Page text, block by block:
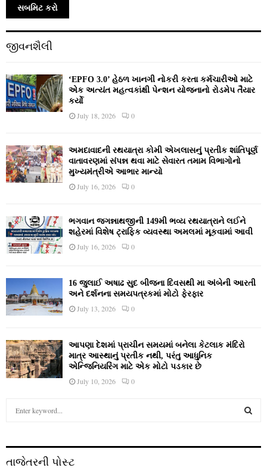
જીવનશૈલી
‘EPFO 3.0’ હેઠળ ખાનગી નોકરી કરતા કર્મચારીઓ માટે
એક અત્યંત મહત્વકાંક્ષી પેન્શન યોજનાનો રોડમેપ તૈયાર
કર્યો
July 18, 2026 0
અમદાવાદની રથયાત્રા કોમી એખલાસનું પ્રતીક શાંતિપૂર્ણ
વાતાવરણમાં સંપન્ન થવા માટે સેવારત તમામ વિભાગોનો
મુખ્યમંત્રીએ આભાર માન્યો
July 16, 2026 0
ભગવાન જગન્નાથજીની 149મી ભવ્ય રથયાત્રાને લઈને
શહેરમાં વિશેષ ટ્રાફિક વ્યવસ્થા અમલમાં મૂકવામાં આવી
July 16, 2026 0
16 જુલાઈ અષાઢ સુદ બીજના દિવસથી મા અંબેની આરતી
અને દર્શનના સમયપત્રકમાં મોટો ફેરફાર
July 13, 2026 0
આપણા દેશમાં પ્રાચીન સમયમાં બનેલા કેટલાક મંદિરો
માત્ર આસ્થાનું પ્રતીક નથી, પરંતુ આધુનિક
એન્જિનિયરિંગ માટે એક મોટો પડકાર છે
July 10, 2026 0
hતાજેતરની પોસ્ટ